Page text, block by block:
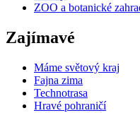
ZOO a botanické
Zajímavé
Máme světový kraj
Fajna zima
Technotrasa
Hravé pohraničí